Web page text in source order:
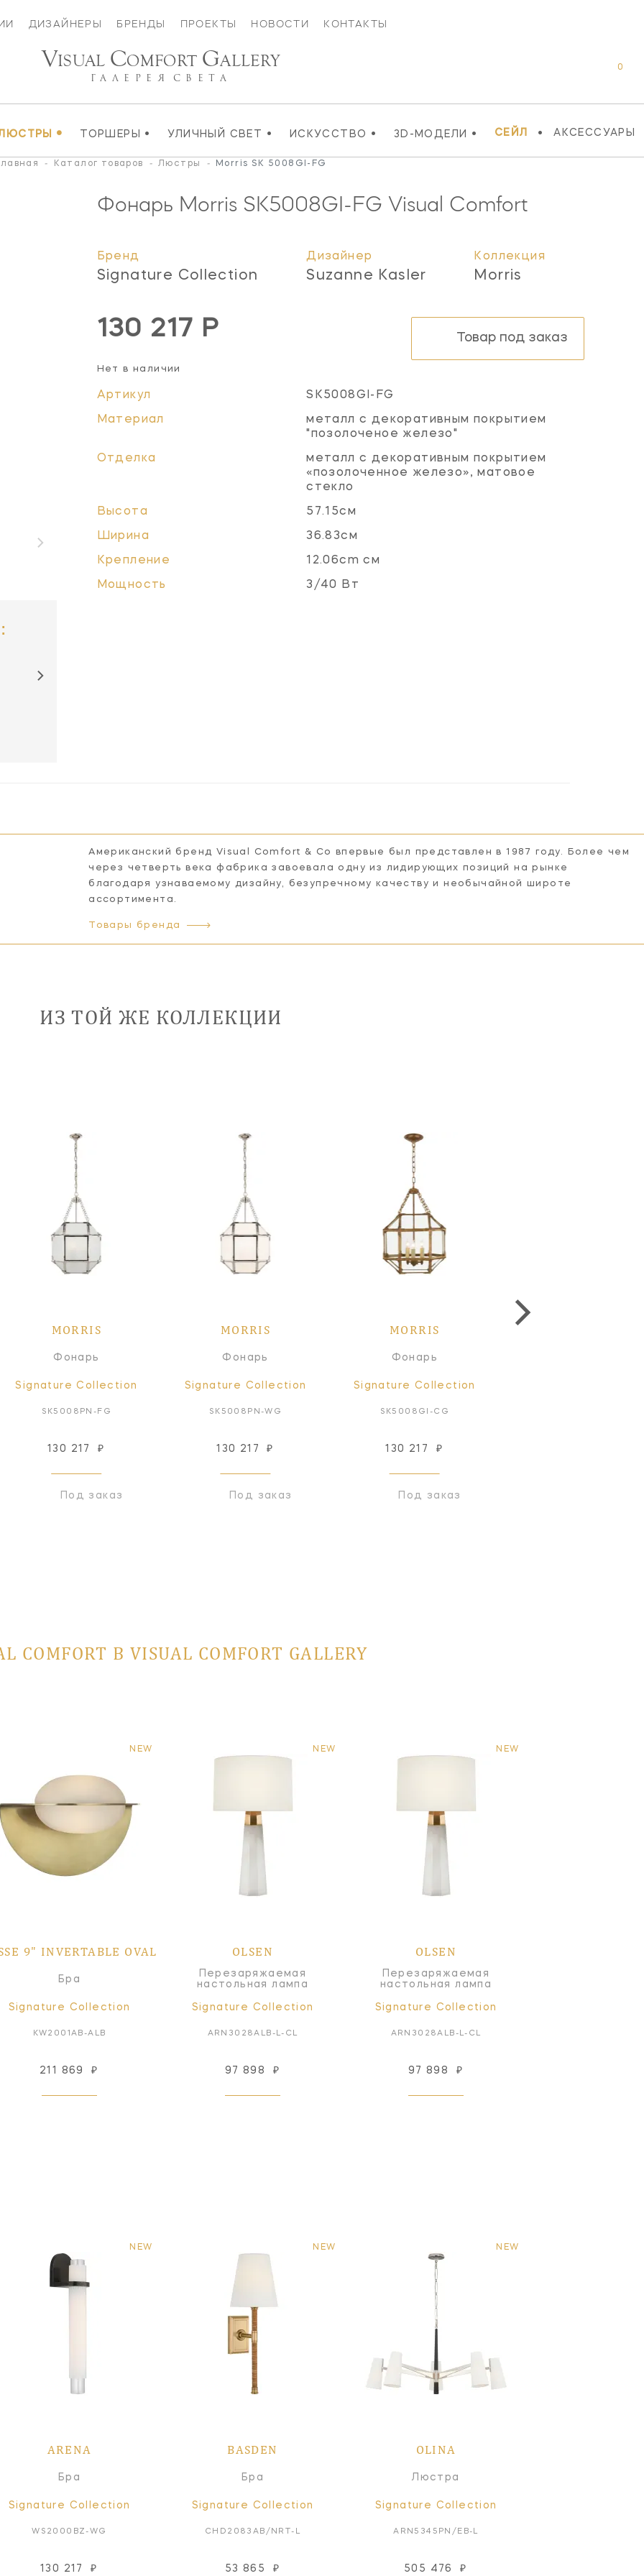
ДИЗАЙНЕРЫ БРЕНДЫ ПРОЕКТЫ НОВОСТИ КОНТАКТЫ
• ТОРШЕРЫ • УЛИЧНЫЙ СВЕТ • ИСКУССТВО • 3D-МОДЕЛИ • СЕЙЛ • АКСЕССУАРЫ
0
VISUAL COMFORT GALLERY
ГАЛЕРЕЯ СВЕТА
Главная - Каталог товаров - Люстры - Morris SK 5008GI-FG
Фонарь Morris SK5008GI-FG Visual Comfort
Бренд
Signature Collection
Дизайнер
Suzanne Kasler
Коллекция
Morris
130 217 Р
Нет в наличии
Товар под заказ
Артикул SK5008GI-FG
Материал
металл с декоративным покрытием
"позолоченое железо"
Отделка
металл с декоративным покрытием
«позолоченное железо», матовое
стекло
Высота 57.15см
Ширина 36.83см
Крепление 12.06cm см
Мощность 3/40 Вт
Американский бренд Visual Comfort & Co впервые был представлен в 1987 году. Более чем
через четверть века фабрика завоевала одну из лидирующих позиций на рынке
благодаря узнаваемому дизайну, безупречному качеству и необычайной широте
ассортимента.
Товары бренда
ИЗ ТОЙ ЖЕ КОЛЛЕКЦИИ
MORRIS
Фонарь
Signature Collection
SK5008PN-FG
130 217 ₽
Под заказ
MORRIS
Фонарь
Signature Collection
SK5008PN-WG
130 217 ₽
Под заказ
MORRIS
Фонарь
Signature Collection
SK5008GI-CG
130 217 ₽
Под заказ
COMFORT В VISUAL COMFORT GALLERY
NEW
9" INVERTABLE OVAL
Бра
Signature Collection
KW2001AB-ALB
211 869 ₽
NEW
OLSEN
Перезаряжаемая
настольная лампа
Signature Collection
ARN3028ALB-L-CL
97 898 ₽
NEW
OLSEN
Перезаряжаемая
настольная лампа
Signature Collection
ARN3028ALB-L-CL
97 898 ₽
NEW
ARENA
Бра
Signature Collection
WS2000BZ-WG
130 217 ₽
NEW
BASDEN
Бра
Signature Collection
CHD2083AB/NRT-L
53 865 ₽
NEW
OLINA
Люстра
Signature Collection
ARN5345PN/EB-L
505 476 ₽